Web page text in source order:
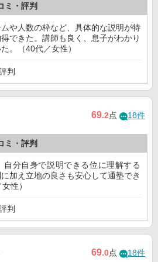
ミ・評判
や人数の枠など、具体的な説明が特
できた。講師も良く、息子がわかり
。（40代／女性）
判
69.2点 18件
ミ・評判
自分自身で説明できる位に理解する
加え立地の良さも安心して通塾でき
性）
判
69.0点 18件